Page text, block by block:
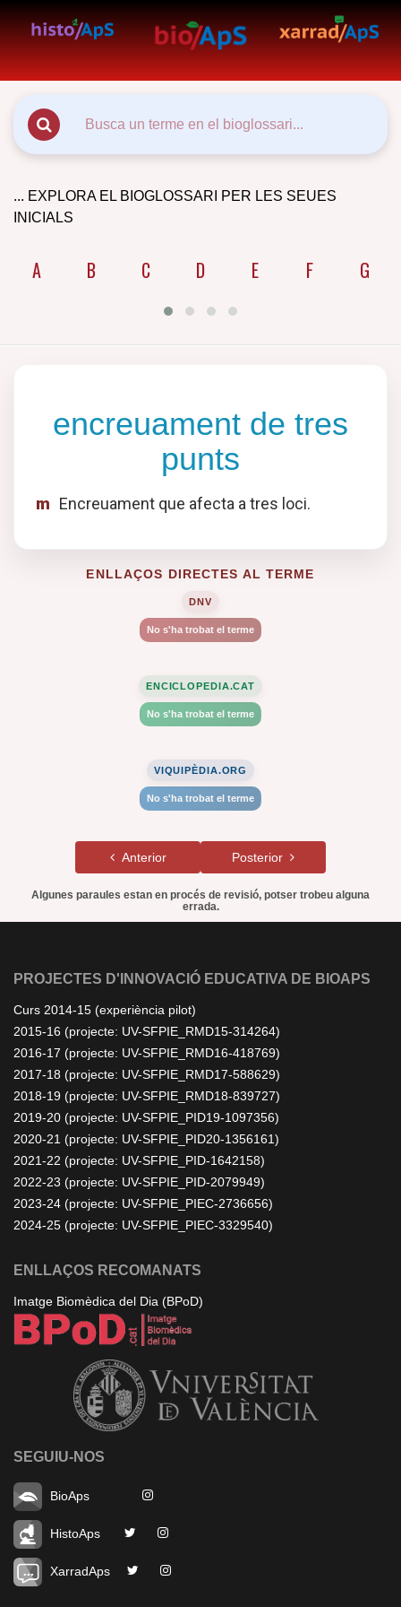
... EXPLORA EL BIOGLOSSARI PER LES SEUES
INICIALS
A B C D E F G
encreuament de tres
punts
m Encreuament que afecta a tres loci.
ENLLAÇOS DIRECTES AL TERME
DNV
No s'ha trobat el terme
ENCICLOPEDIA.CAT
No s'ha trobat el terme
VIQUIPÈDIA.ORG
No s'ha trobat el terme
Anterior Posterior
Algunes paraules estan en procés de revisió, potser trobeu alguna
errada.
PROJECTES D'INNOVACIÓ EDUCATIVA DE BIOAPS
Curs 2014-15 (experiència pilot)
2015-16 (projecte: UV-SFPIE_RMD15-314264)
2016-17 (projecte: UV-SFPIE_RMD16-418769)
2017-18 (projecte: UV-SFPIE_RMD17-588629)
2018-19 (projecte: UV-SFPIE_RMD18-839727)
2019-20 (projecte: UV-SFPIE_PID19-1097356)
2020-21 (projecte: UV-SFPIE_PID20-1356161)
2021-22 (projecte: UV-SFPIE_PID-1642158)
2022-23 (projecte: UV-SFPIE_PID-2079949)
2023-24 (projecte: UV-SFPIE_PIEC-2736656)
2024-25 (projecte: UV-SFPIE_PIEC-3329540)
ENLLAÇOS RECOMANATS
Imatge Biomèdica del Dia (BPoD)
SEGUIU-NOS
BioAps
HistoAps
XarradAps